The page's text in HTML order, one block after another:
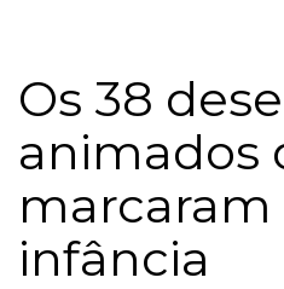
Os 38
animados
marcaram
infância